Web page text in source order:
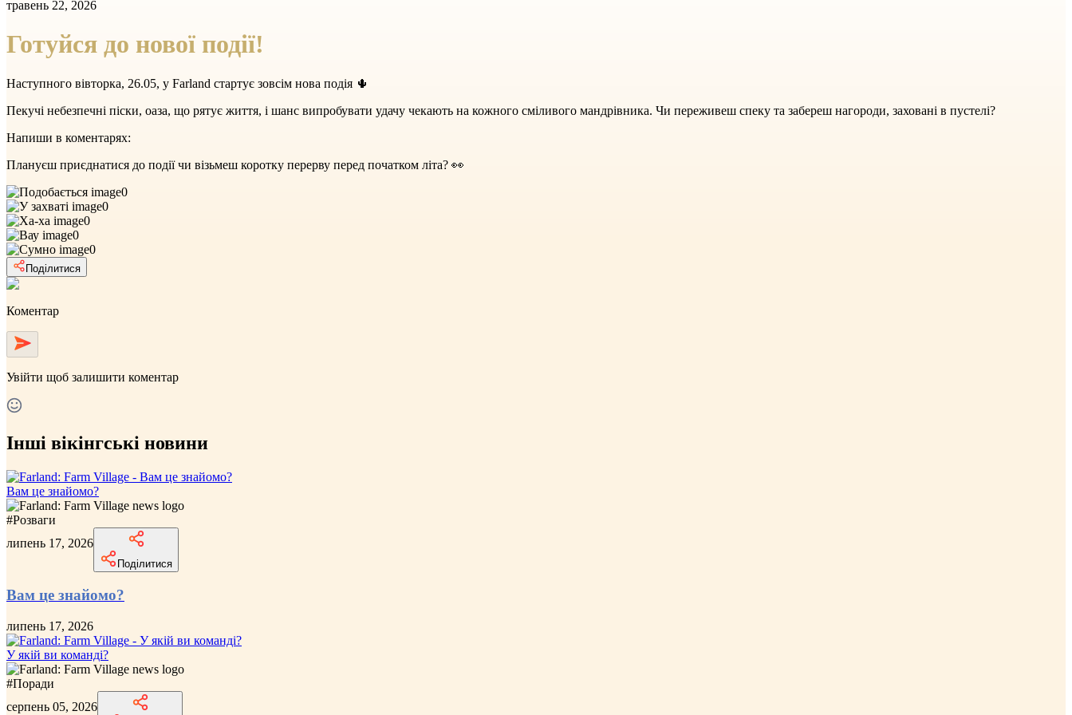
травень 22, 2026
Готуйся до нової події!
Наступного вівторка, 26.05, у Farland стартує зовсім нова подія 🌵
Пекучі небезпечні піски, оаза, що рятує життя, і шанс випробувати удачу чекають на кожного сміливого мандрівника. Чи переживеш спеку та забереш нагороди, заховані в пустелі?
Напиши в коментарях:
Плануєш приєднатися до події чи візьмеш коротку перерву перед початком літа? 👀
0
0
0
0
0
Поділитися
Коментар
Увійти щоб залишити коментар
Інші вікінгські новини
Вам це знайомо?
#Розваги
липень 17, 2026
Поділитися
Вам це знайомо?
липень 17, 2026
У якій ви команді?
#Поради
серпень 05, 2026